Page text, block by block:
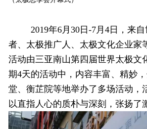
2019年6月30日-7月4日，来自
者、太极推广人、太极文化企业家
活动由三亚南山第四届世界太极文
期4天的活动中，内容丰富、精妙
堂、衡芷院等地举办了多场活动，
以直指人心的质朴与深刻，张扬了